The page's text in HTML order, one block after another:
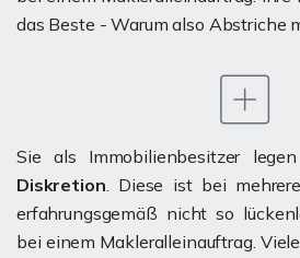
das Beste - Warum also Abstriche
Sie als Immobilienbesitzer
Diskretion. Diese ist bei
erfahrungsgemäß nicht so
bei einem Makleralleinauftrag.